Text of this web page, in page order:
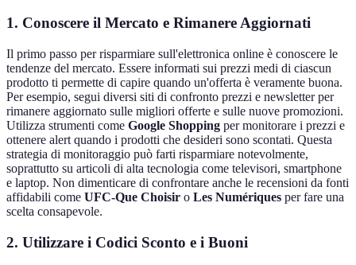
1. Conoscere il Mercato e Rimanere Aggiornati
Il primo passo per risparmiare sull'elettronica online è conoscere le
tendenze del mercato. Essere informati sui prezzi medi di ciascun
prodotto ti permette di capire quando un'offerta è veramente buona.
Per esempio, segui diversi siti di confronto prezzi e newsletter per
rimanere aggiornato sulle migliori offerte e sulle nuove promozioni.
Utilizza strumenti come Google Shopping per monitorare i prezzi e
ottenere alert quando i prodotti che desideri sono scontati. Questa
strategia di monitoraggio può farti risparmiare notevolmente,
soprattutto su articoli di alta tecnologia come televisori, smartphone
e laptop. Non dimenticare di confrontare anche le recensioni da fonti
affidabili come UFC-Que Choisir o Les Numériques per fare una
scelta consapevole.
2. Utilizzare i Codici Sconto e i Buoni